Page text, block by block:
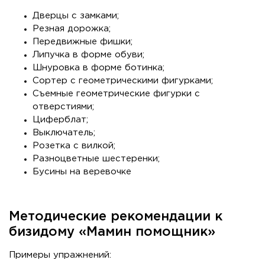
Дверцы с замками;
Резная дорожка;
Передвижные фишки;
Липучка в форме обуви;
Шнуровка в форме ботинка;
Сортер с геометрическими фигурками;
Съемные геометрические фигурки с
отверстиями;
Циферблат;
Выключатель;
Розетка с вилкой;
Разноцветные шестеренки;
Бусины на веревочке
Методические рекомендации к
бизидому «Мамин помощник»
Примеры упражнений: